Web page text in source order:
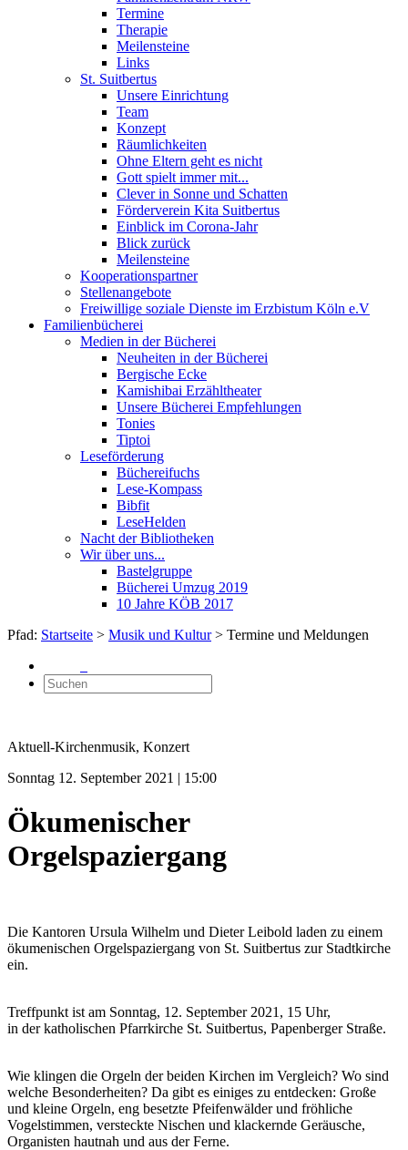
Termine
Therapie
Meilensteine
Links
St. Suitbertus
Unsere Einrichtung
Team
Konzept
Räumlichkeiten
Ohne Eltern geht es nicht
Gott spielt immer mit...
Clever in Sonne und Schatten
Förderverein Kita Suitbertus
Einblick im Corona-Jahr
Blick zurück
Meilensteine
Kooperationspartner
Stellenangebote
Freiwillige soziale Dienste im Erzbistum Köln e.V
Familienbücherei
Medien in der Bücherei
Neuheiten in der Bücherei
Bergische Ecke
Kamishibai Erzähltheater
Unsere Bücherei Empfehlungen
Tonies
Tiptoi
Leseförderung
Büchereifuchs
Lese-Kompass
Bibfit
LeseHelden
Nacht der Bibliotheken
Wir über uns...
Bastelgruppe
Bücherei Umzug 2019
10 Jahre KÖB 2017
Pfad: Startseite > Musik und Kultur> Termine und Meldungen
Aktuell-Kirchenmusik, Konzert
Sonntag 12. September 2021 | 15:00
Ökumenischer
Orgelspaziergang
Die Kantoren Ursula Wilhelm und Dieter Leibold laden zu einem
ökumenischen Orgelspaziergang von St. Suitbertus zur Stadtkirche
ein.
Treffpunkt ist am Sonntag, 12. September 2021, 15 Uhr,
in der katholischen Pfarrkirche St. Suitbertus, Papenberger Straße.
Wie klingen die Orgeln der beiden Kirchen im Vergleich? Wo sind
welche Besonderheiten? Da gibt es einiges zu entdecken: Große
und kleine Orgeln, eng besetzte Pfeifenwälder und fröhliche
Vogelstimmen, versteckte Nischen und klackernde Geräusche,
Organisten hautnah und aus der Ferne.